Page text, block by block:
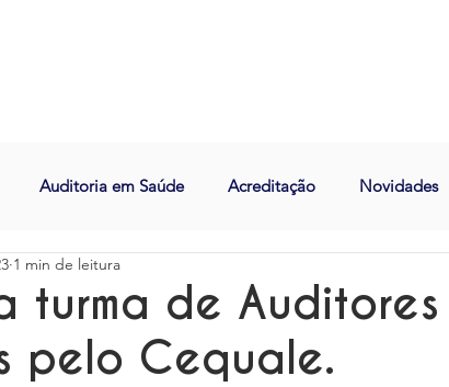
Auditoria em Saúde Acreditação Novidades
turma de Auditores
pelo Cequale.
1 min de leitura